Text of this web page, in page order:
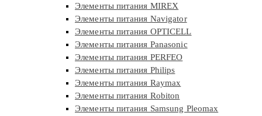
Элементы питания MIREX
Элементы питания Navigator
Элементы питания OPTICELL
Элементы питания Panasonic
Элементы питания PERFEO
Элементы питания Philips
Элементы питания Raymax
Элементы питания Robiton
Элементы питания Samsung Pleomax